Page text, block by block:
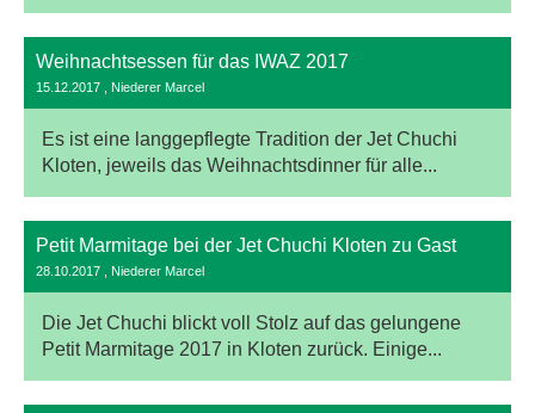
Weihnachtsessen für das IWAZ 2017
15.12.2017 , Niederer Marcel
Es ist eine langgepflegte Tradition der Jet Chuchi
Kloten, jeweils das Weihnachtsdinner für alle...
Petit Marmitage bei der Jet Chuchi Kloten zu Gast
28.10.2017 , Niederer Marcel
Die Jet Chuchi blickt voll Stolz auf das gelungene
Petit Marmitage 2017 in Kloten zurück. Einige...